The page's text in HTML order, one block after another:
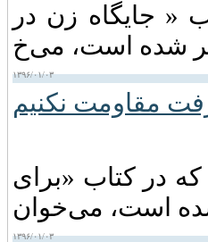
« جایگاه زن در
۱۳۹۶/۰۱/۰۳
مقاومت نکنیم
در کتاب «برای
۱۳۹۶/۰۱/۰۳